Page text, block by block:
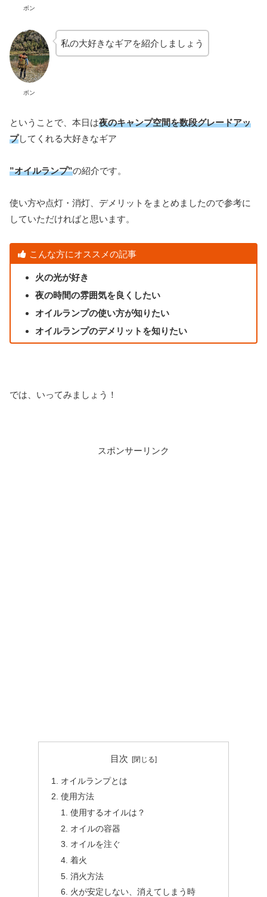
ボン
ボン
私の大好きなギアを紹介しましょう
ということで、本日は夜のキャンプ空間を数段グレードアッ
プしてくれる大好きなギア
”オイルランプ”の紹介です。
使い方や点灯・消灯、デメリットをまとめましたので参考に
していただければと思います。
こんな方にオススメの記事
火の光が好き
夜の時間の雰囲気を良くしたい
オイルランプの使い方が知りたい
オイルランプのデメリットを知りたい
では、いってみましょう！
スポンサーリンク
目次
オイルランプとは
使用方法
使用するオイルは？
オイルの容器
オイルを注ぐ
着火
消火方法
火が安定しない、消えてしまう時